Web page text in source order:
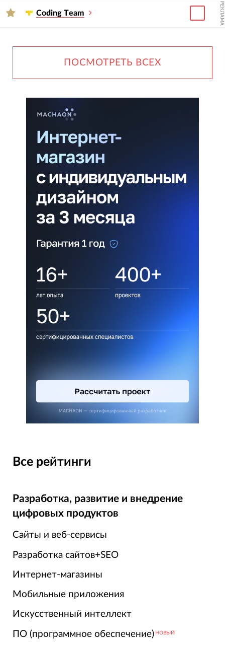
Сoding Тeam РЕКЛАМА
ПОСМОТРЕТЬ ВСЕХ
Все рейтинги
Разработка, развитие и внедрение
цифровых продуктов
Сайты и веб-сервисы
Разработка сайтов+SEO
Интернет-магазины
Мобильные приложения
Искусственный интеллект
ПО (программное обеспечение) НОВЫЙ